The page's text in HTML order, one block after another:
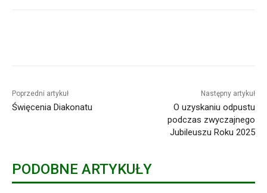
Poprzedni artykuł
Święcenia Diakonatu
Następny artykuł
O uzyskaniu odpustu
podczas zwyczajnego
Jubileuszu Roku 2025
PODOBNE ARTYKUŁY